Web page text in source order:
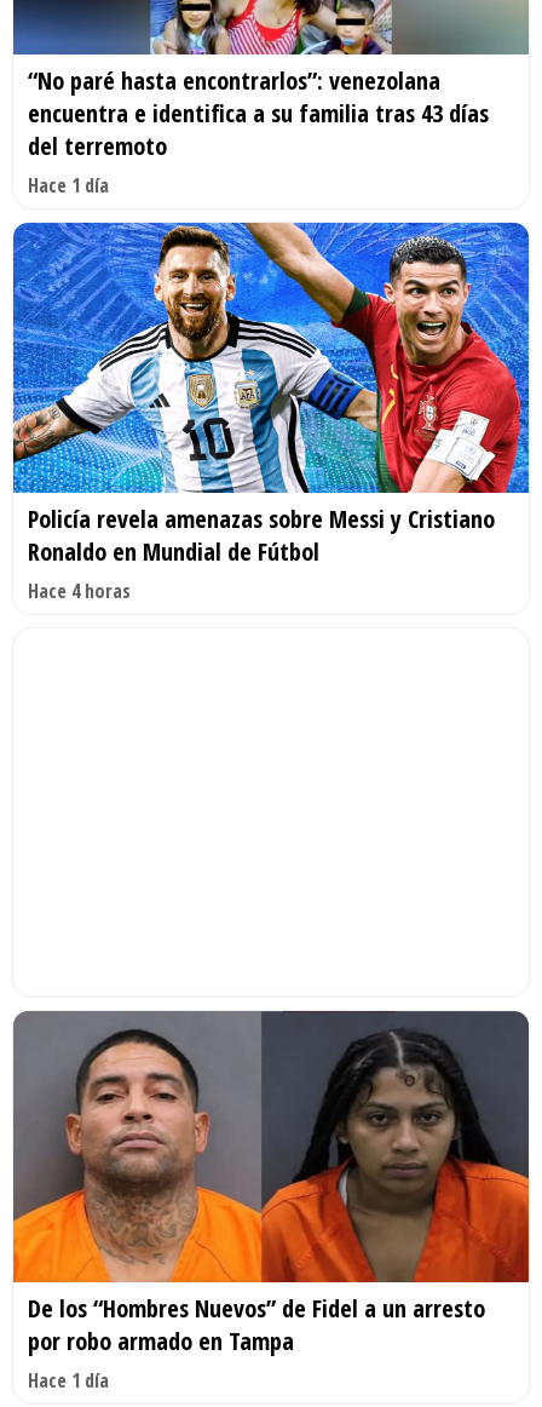
“No paré hasta encontrarlos”: venezolana
encuentra e identifica a su familia tras 43 días
del terremoto
Hace 1 día
Policía revela amenazas sobre Messi y Cristiano
Ronaldo en Mundial de Fútbol
Hace 4 horas
De los “Hombres Nuevos” de Fidel a un arresto
por robo armado en Tampa
Hace 1 día